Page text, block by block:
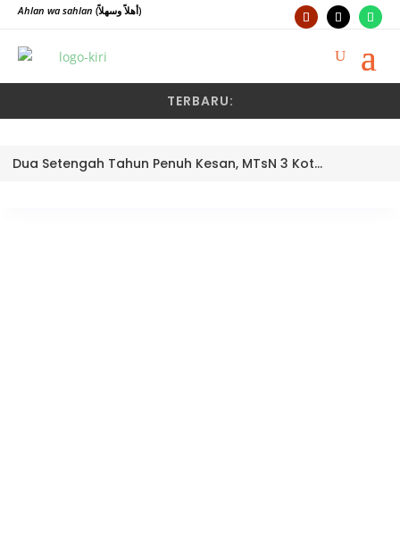
Ahlan wa sahlan (أهلاً وسهلاً)
TERBARU:
Dua Setengah Tahun Penuh Kesan, MTsN 3 Kota Padang Lepas Pengawas Pembina Dra. Nayusminar Nasrun